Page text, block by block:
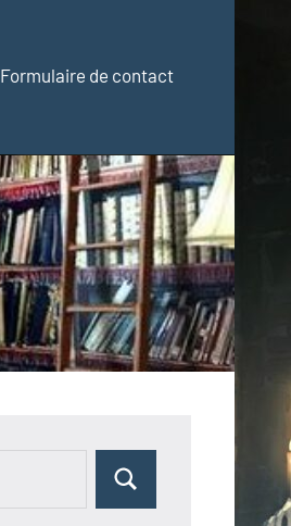
Formulaire de contact
Rechercher